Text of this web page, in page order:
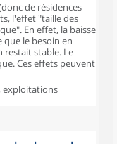
de résidences
l'effet "taille des
En effet, la baisse
que le besoin en
restait stable. Le
Ces effets peuvent
exploitations